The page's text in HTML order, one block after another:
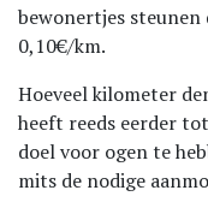
bewonertjes steunen
0,10€/km.
Hoeveel kilometer
heeft reeds eerder
doel voor ogen te
mits de nodige